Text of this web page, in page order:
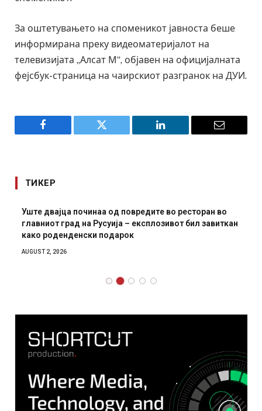
За оштетувањето на споменикот јавноста беше
информирана преку видеоматеријалот на
телевизијата „Алсат М“, објавен на официјалната
фејсбук-страница на чаирскиот разгранок на ДУИ.
Facebook Twitter LinkedIn Email
ТИКЕР
Уште двајца починаа од повредите во ресторан во
главниот град на Русуија – експлозивот бил завиткан
како роденденски подарок
AUGUST 2, 2026